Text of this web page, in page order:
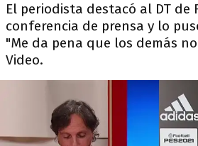
El periodista destacó al DT de
conferencia de prensa y lo
"Me da pena que los demás
Video.